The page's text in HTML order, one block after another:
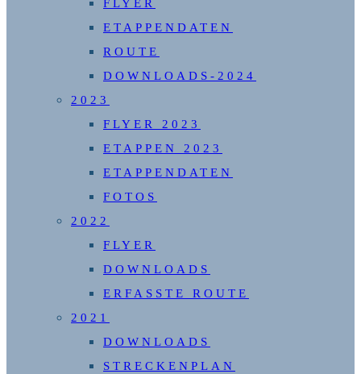
FLYER
ETAPPENDATEN
ROUTE
DOWNLOADS-2024
2023
FLYER 2023
ETAPPEN 2023
ETAPPENDATEN
FOTOS
2022
FLYER
DOWNLOADS
ERFASSTE ROUTE
2021
DOWNLOADS
STRECKENPLAN